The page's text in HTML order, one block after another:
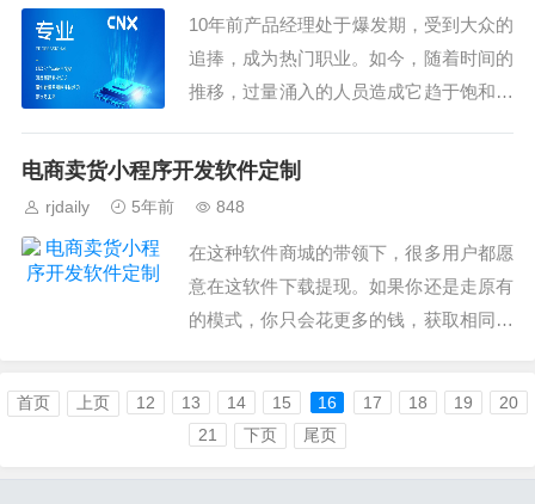
10年前产品经理处于爆发期，受到大众的
追捧，成为热门职业。如今，随着时间的
推移，过量涌入的人员造成它趋于饱和的
电商卖货小程序开发软件定制
rjdaily 5年前 848
在这种软件商城的带领下，很多用户都愿
意在这软件下载提现。如果你还是走原有
的模式，你只会花更多的钱，获取相同的
首页 上页 12 13 14 15 16 17 18 19
20
21
下页 尾页